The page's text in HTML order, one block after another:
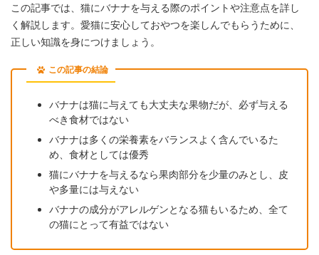
この記事では、猫にバナナを与える際のポイントや注意点を詳し
く解説します。愛猫に安心しておやつを楽しんでもらうために、
正しい知識を身につけましょう。
この記事の結論
バナナは猫に与えても大丈夫な果物だが、必ず与える
べき食材ではない
バナナは多くの栄養素をバランスよく含んでいるた
め、食材としては優秀
猫にバナナを与えるなら果肉部分を少量のみとし、皮
や多量には与えない
バナナの成分がアレルゲンとなる猫もいるため、全て
の猫にとって有益ではない